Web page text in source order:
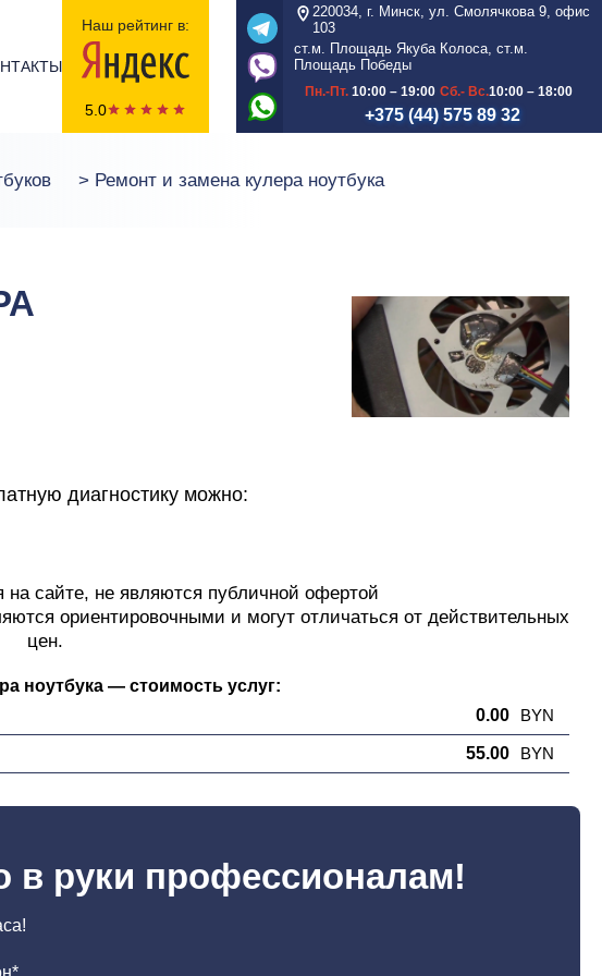
Наш рейтинг в:
5.0
220034, г. Минск, ул. Смолячкова 9, офис
103
ст.м. Площадь Якуба Колоса, ст.м.
Площадь Победы
Пн.-Пт. 10:00 – 19:00 Сб.- Вс.10:00 – 18:00
+375 (44) 575 89 32
> Ремонт и замена кулера ноутбука
диагностику можно:
сайте, не являются публичной офертой
ориентировочными и могут отличаться от действительных
цен.
ноутбука — стоимость услуг:
0.00 BYN
55.00 BYN
в руки профессионалам!